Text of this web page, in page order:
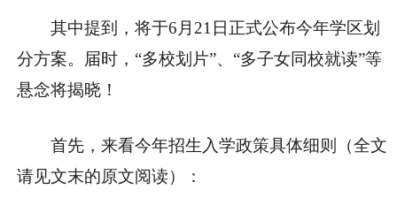
其中提到，将于6月21日正式公布今年学区划
分方案。届时， “多校划片”、“多子女同校就读”等
悬念将揭晓！
首先，来看今年招生入学政策具体细则（全文
请见文末的原文阅读）：